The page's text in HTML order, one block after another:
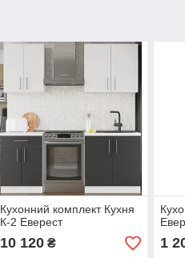
Кухонний комплект Кухня
К-2 Еверест
10 120₴ 1